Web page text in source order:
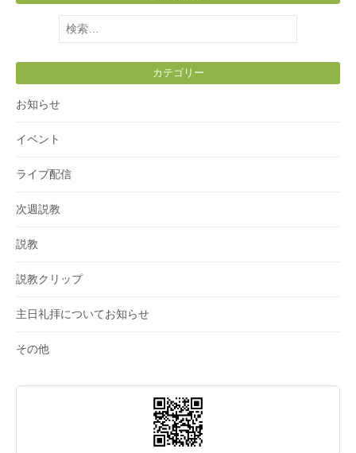
検
索:
カテゴリー
お知らせ
イベント
ライブ配信
次週説教
説教
説教クリップ
主日礼拝についてお知らせ
その他